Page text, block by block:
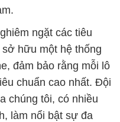
ngặt các tiêu
hữu một hệ thống
đảm bảo rằng mỗi lô
chuẩn cao nhất. Đội
chúng tôi, có nhiều
làm nổi bật sự đa